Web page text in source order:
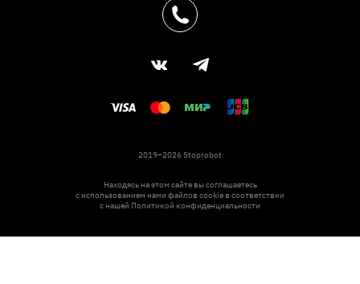
2019–2026 Stoprobot
Находясь на этом сайте вы соглашаетесь
с использованием нами файлов cookie в соответствии
с нашей Политикой конфиденциальности